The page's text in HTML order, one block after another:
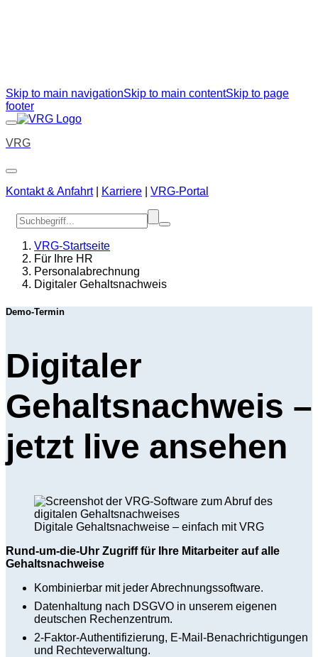
Skip to main navigationSkip to main contentSkip to page
footer
VRG
Kontakt & Anfahrt| Karriere VRG-Portal
VRG-Startseite
Für Ihre HR
Personalabrechnung
Digitaler Gehaltsnachweis
Demo-Termin
Digitaler
Gehaltsnachweis –
jetzt live ansehen
Digitale Gehaltsnachweise – einfach mit VRG
Rund-um-die-Uhr Zugriff für Ihre Mitarbeiter auf alle
Gehaltsnachweise
Kombinierbar mit jeder Abrechnungssoftware.
Datenhaltung nach DSGVO in unserem eigenen
deutschen Rechenzentrum.
2-Faktor-Authentifizierung, E-Mail-Benachrichtigungen
und Rechteverwaltung.